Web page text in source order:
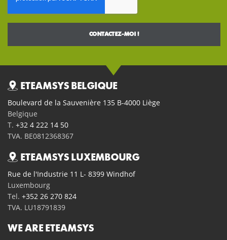
ETEAMSYS BELGIQUE
Boulevard de la Sauvenière 135 B-4000 Liège
Belgique
T. +32 4 222 14 50
TVA. BE0812368367
ETEAMSYS LUXEMBOURG
Rue de l'Industrie 11 L- 8399 Windhof
Luxembourg
Tel. +352 26 270 824
TVA. LU18791839
WE ARE ETEAMSYS